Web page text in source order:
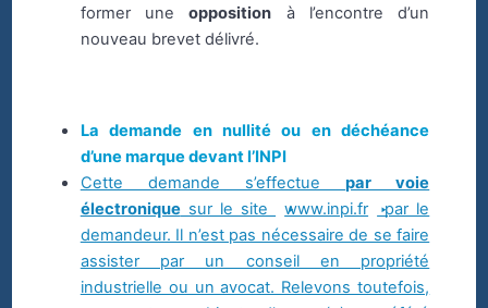
former uneopposition à l’encontre d’un
nouveau brevet délivré.
La demande en nullité ou en déchéance
d’une marque devant l’INPI
Cette demande s’effectuepar voie
électroniquesur le site www.inpi.fr
par le
demandeur. Il n’est pas nécessaire de se faire
assister par un conseil en propriété
industrielle ou un avocat. Relevons toutefois,